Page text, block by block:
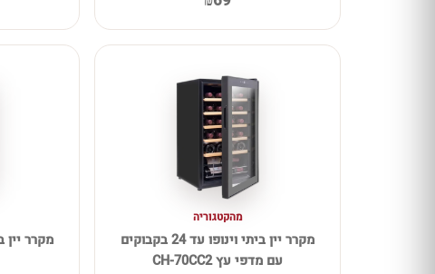
מהקטגוריה
מקרר יין ביתי וינופו עד 24 בקבוקים
עם מדפי עץ CH-70CC2